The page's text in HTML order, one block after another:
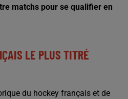
matchs pour se qualifier en
LE PLUS TITRÉ
du hockey français et de